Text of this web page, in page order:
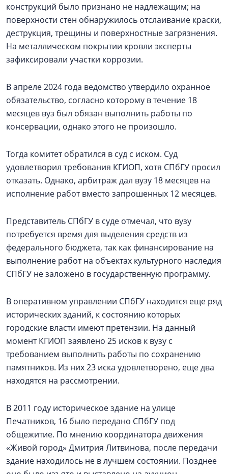
конструкций было признано не надлежащим; на
поверхности стен обнаружилось отслаивание краски,
деструкция, трещины и поверхностные загрязнения.
На металлическом покрытии кровли эксперты
зафиксировали участки коррозии.
В апреле 2024 года ведомство утвердило охранное
обязательство, согласно которому в течение 18
месяцев вуз был обязан выполнить работы по
консервации, однако этого не произошло.
Тогда комитет обратился в суд с иском. Суд
удовлетворил требования КГИОП, хотя СПбГУ просил
отказать. Однако, арбитраж дал вузу 18 месяцев на
исполнение работ вместо запрошенных 12 месяцев.
Представитель СПбГУ в суде отмечал, что вузу
потребуется время для выделения средств из
федерального бюджета, так как финансирование на
выполнение работ на объектах культурного наследия
СПбГУ не заложено в государственную программу.
В оперативном управлении СПбГУ находится еще ряд
исторических зданий, к состоянию которых
городские власти имеют претензии. На данный
момент КГИОП заявлено 25 исков к вузу с
требованием выполнить работы по сохранению
памятников. Из них 23 иска удовлетворено, еще два
находятся на рассмотрении.
В 2011 году историческое здание на улице
Печатников, 16 было передано СПбГУ под
общежитие. По мнению координатора движения
«Живой город» Дмитрия Литвинова, после передачи
здание находилось не в лучшем состоянии. Позднее